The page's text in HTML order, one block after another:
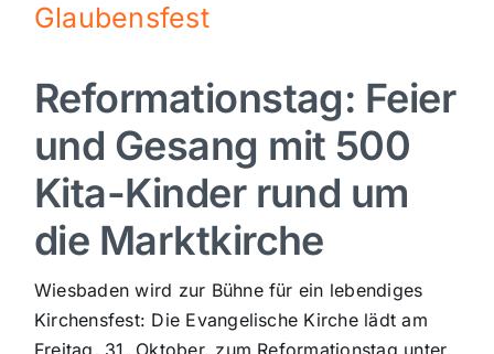
Nachrichten
Politik
Wirtschaft
Sport
Kultur
Glaubensfest
Reformationstag: Feier
und Gesang mit 500
Kita-Kinder rund um
die Marktkirche
Wiesbaden wird zur Bühne für ein lebendiges
Kirchensfest: Die Evangelische Kirche lädt am
Freitag, 31. Oktober, zum Reformationstag unter